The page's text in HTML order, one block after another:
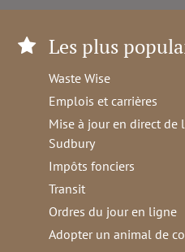
Les plus
Waste Wise
Emplois et carrières
Mise à jour en direct de
Sudbury
Impôts fonciers
Transit
Ordres du jour en ligne
Adopter un animal de